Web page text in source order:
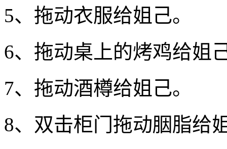
5、拖动衣服给姐己。
6、拖动桌上的烤鸡给姐
7、拖动酒樽给姐己。
8、双击柜门拖动胭脂给